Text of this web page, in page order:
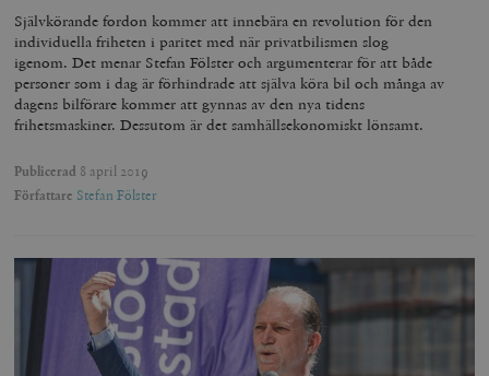
Självkörande fordon kommer att innebära en revolution för den
individuella friheten i paritet med när privatbilismen slog
igenom. Det menar Stefan Fölster och argumenterar för att både
personer som i dag är förhindrade att själva köra bil och många av
dagens bilförare kommer att gynnas av den nya tidens
frihetsmaskiner. Dessutom är det samhällsekonomiskt lönsamt.
Publicerad 8 april 2019
Författare Stefan Fölster